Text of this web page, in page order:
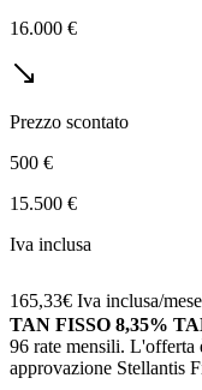
16.000 €
Prezzo scontato
500 €
15.500 €
Iva inclusa
165,33€ Iva inclusa/mese
TAN FISSO 8,35%
96 rate mensili. L'offerta
approvazione Stellantis